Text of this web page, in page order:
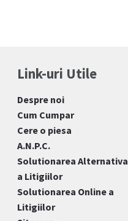
Link-uri Utile
Despre noi
Cum Cumpar
Cere o piesa
A.N.P.C.
Solutionarea Alternativa
a Litigiilor
Solutionarea Online a
Litigiilor